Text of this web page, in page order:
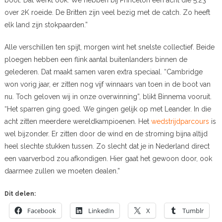
over 2K roeide. De Britten zijn veel bezig met de catch. Zo heeft
elk land zijn stokpaarden.”
Alle verschillen ten spijt, morgen wint het snelste collectief. Beide
ploegen hebben een flink aantal buitenlanders binnen de
gelederen. Dat maakt samen varen extra speciaal. “Cambridge
won vorig jaar, er zitten nog vijf winnaars van toen in de boot van
nu. Toch geloven wij in onze overwinning”, blikt Binnema vooruit.
“Het sparren ging goed. We gingen gelijk op met Leander. In die
acht zitten meerdere wereldkampioenen. Het wedstrijdparcours is
wel bijzonder. Er zitten door de wind en de stroming bijna altijd
heel slechte stukken tussen. Zo slecht dat je in Nederland direct
een vaarverbod zou afkondigen. Hier gaat het gewoon door, ook
daarmee zullen we moeten dealen.”
Dit delen:
Facebook LinkedIn X Tumblr